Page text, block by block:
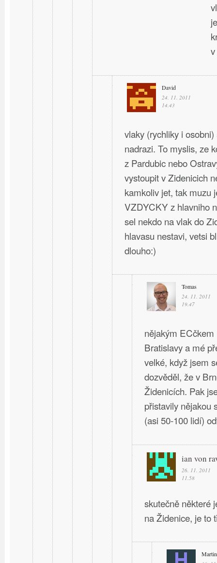
David
24. 11. 2011
14.43
vlaky (rychliky i
nadrazi. To myslis, ze
z Pardubic nebo
vystoupit v Zidenicich
kamkoliv jet, tak muzu
VZDYCKY z hlavniho
sel nekdo na vlak do
hlavasu nestavi, vetsi
dlouho:)
Tomas
24. 11. 2011
19.47
nějakým
Bratislavy a mé
velké, když jsem
dozvěděl, že v
Židenicích. Pak
přistavily nějakou
(asi 50-100 lidí)
ian von
26. 11. 2011
11.58
skutečně některé
na Židenice, je to
Martin